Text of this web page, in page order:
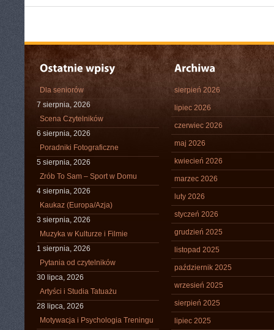
Dla seniorów
7 sierpnia, 2026
Scena Czytelników
6 sierpnia, 2026
Poradniki Fotograficzne
5 sierpnia, 2026
Zrób To Sam – Sport w Domu
4 sierpnia, 2026
Kaukaz (Europa/Azja)
3 sierpnia, 2026
Muzyka w Kulturze i Filmie
1 sierpnia, 2026
Pytania od czytelników
30 lipca, 2026
Artyści i Studia Tatuażu
28 lipca, 2026
Motywacja i Psychologia Treningu
sierpień 2026
lipiec 2026
czerwiec 2026
maj 2026
kwiecień 2026
marzec 2026
luty 2026
styczeń 2026
grudzień 2025
listopad 2025
październik 2025
wrzesień 2025
sierpień 2025
lipiec 2025